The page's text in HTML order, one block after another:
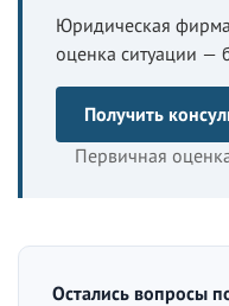
Юридическая
оценка ситуации —
Получить
Первичная
Остались вопросы